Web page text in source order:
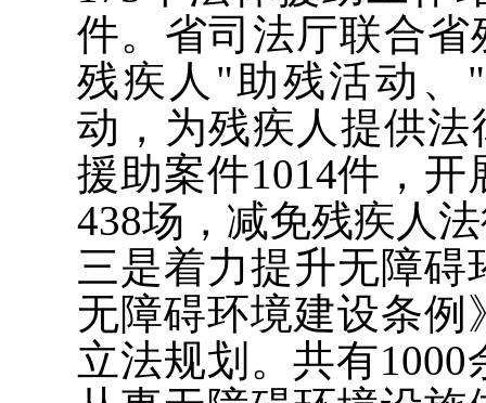
件。省司法厅联合
残疾人"助残活动、
动，为残疾人提供法
援助案件1014件，
438场，减免残疾人
三是着力提升无障
无障碍环境建设条例
立法规划。共有